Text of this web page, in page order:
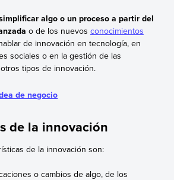
algo o un proceso a partir del
o de los nuevos conocimientos
de innovación en tecnología, en
sociales o en la gestión de las
tipos de innovación.
de negocio
de la innovación
de la innovación son:
o cambios de algo, de los